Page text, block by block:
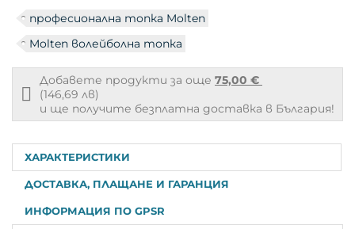
професионална топка Molten
Molten волейболна топка
Free
shipping
Добавете продукти за още 75,00 €
(146,69 лв)
и ще получите безплатна доставка в България!
ХАРАКТЕРИСТИКИ
ДОСТАВКА, ПЛАЩАНЕ И ГАРАНЦИЯ
ИНФОРМАЦИЯ ПО GPSR